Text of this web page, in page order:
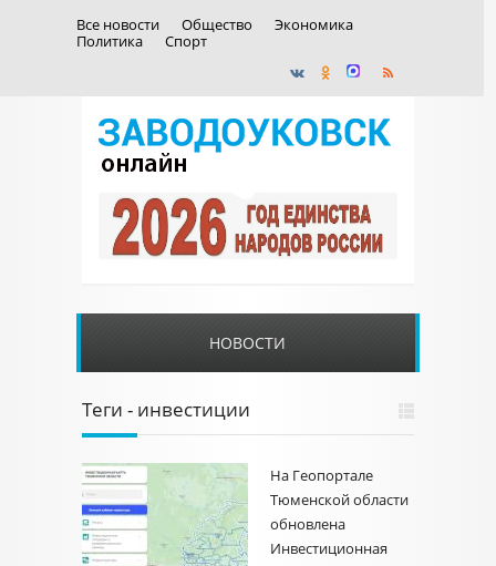
Все новости Общество
Экономика
Политика
Спорт
НОВОСТИ
Теги - инвестиции
На Геопортале
Тюменской области
обновлена
Инвестиционная